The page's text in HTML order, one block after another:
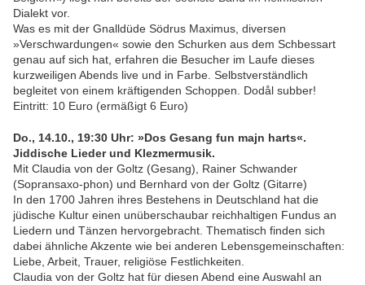
Dialekt vor.
Was es mit der Gnalldüde Södrus Maximus, diversen
»Verschwardungen« sowie den Schurken aus dem Schbessart
genau auf sich hat, erfahren die Besucher im Laufe dieses
kurzweiligen Abends live und in Farbe. Selbstverständlich
begleitet von einem kräftigenden Schoppen. Dodål subber!
Eintritt: 10 Euro (ermäßigt 6 Euro)
Do., 14.10., 19:30 Uhr: »Dos Gesang fun majn harts«.
Jiddische Lieder und Klezmermusik.
Mit Claudia von der Goltz (Gesang), Rainer Schwander
(Sopransaxo-phon) und Bernhard von der Goltz (Gitarre)
In den 1700 Jahren ihres Bestehens in Deutschland hat die
jüdische Kultur einen unüberschaubar reichhaltigen Fundus an
Liedern und Tänzen hervorgebracht. Thematisch finden sich
dabei ähnliche Akzente wie bei anderen Lebensgemeinschaften:
Liebe, Arbeit, Trauer, religiöse Festlichkeiten.
Claudia von der Goltz hat für diesen Abend eine Auswahl an